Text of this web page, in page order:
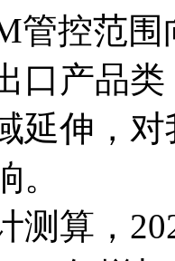
控范围
口产品
延伸，
。
算，